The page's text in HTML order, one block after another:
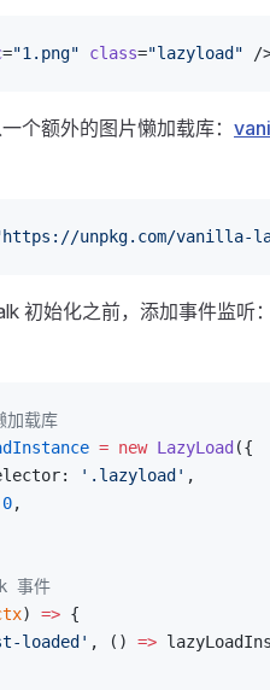
="1.png" class="lazyload" /
个额外的图片懒加载库：
unpkg.com/
初始化之前，添加事件监听
载库
= new LazyLoad ({
'.lazyload' ,
0,
事件
) => {
loaded' , () =>